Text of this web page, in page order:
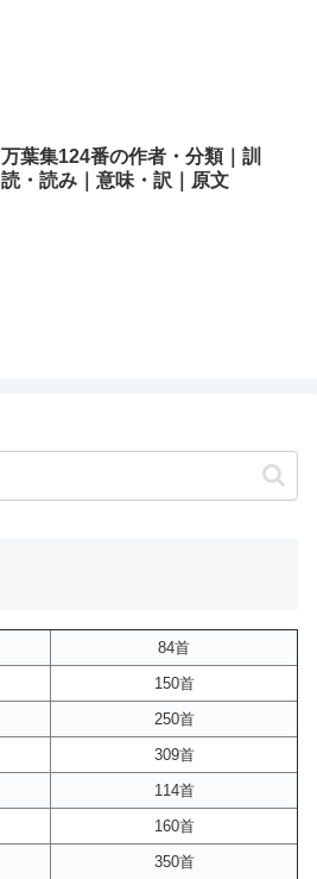
万葉集124番の作者・分類｜訓
読・読み｜意味・訳｜原文
84首
150首
250首
309首
114首
160首
350首